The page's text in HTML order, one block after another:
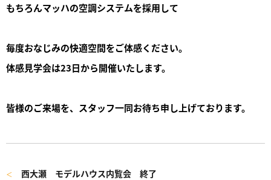
もちろんマッハの空調システムを採用して
毎度おなじみの快適空間をご体感ください。
体感見学会は23日から開催いたします。
皆様のご来場を、スタッフ一同お待ち申し上げております。
＜
西大瀬 モデルハウス内覧会 終了